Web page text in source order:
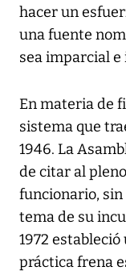
hacer un
una fuente
sea imparcial e
En materia de
sistema que
1946. La
de citar al
funcionario,
tema de su
1972
práctica frena